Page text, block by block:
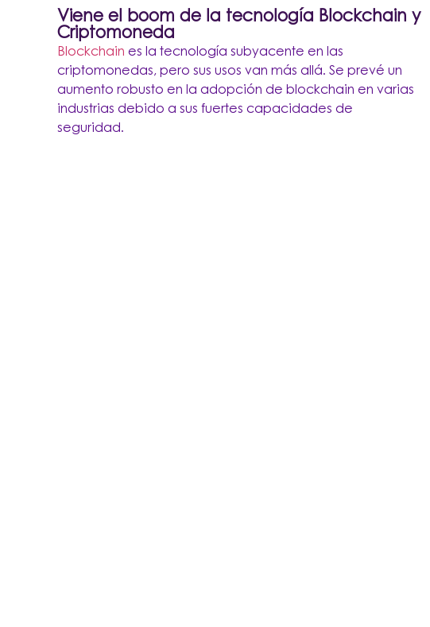
Viene el boom de la tecnología Blockchain y
Criptomoneda
Blockchain es la tecnología subyacente en las
criptomonedas, pero sus usos van más allá. Se prevé un
aumento robusto en la adopción de blockchain en varias
industrias debido a sus fuertes capacidades de
seguridad.